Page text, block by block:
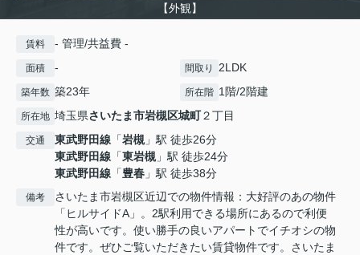
【外観】
賃料 - 管理/共益費 -
面積 - 間取り 2LDK
築年数 築23年 所在階 1階/2階建
所在地 埼玉県さいたま市岩槻区城町２丁目
交通 東武野田線 「岩槻 」駅 徒歩26分
東武野田線 「東岩槻 」駅 徒歩24分
東武野田線 「豊春 」駅 徒歩38分
備考
さいたま市岩槻区近辺での物件情報：大好評のあの物件
「ヒルサイドA」。2駅利用できる場所にあるので利便
性が高いです。使い勝手の良いアパートでイチオシの物
件です。ぜひご覧いただきたい賃貸物件です。さいたま